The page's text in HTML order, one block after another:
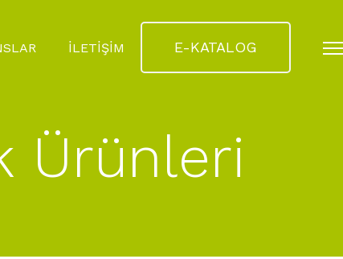
İLETİŞİM E-KATALOG
Ürünleri